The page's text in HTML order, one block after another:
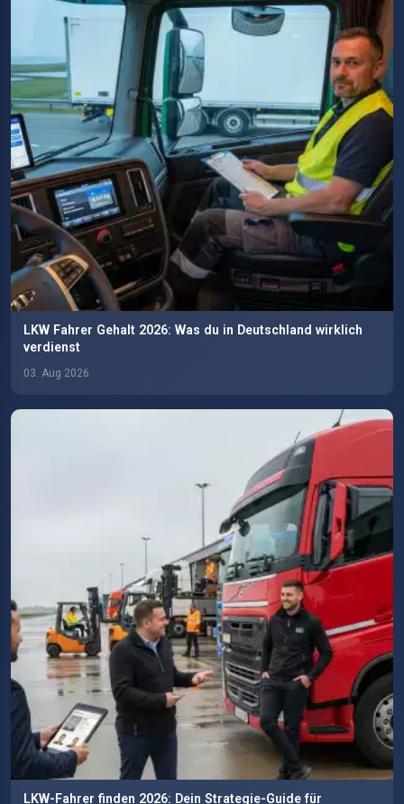
LKW Fahrer Gehalt 2026: Was du in Deutschland wirklich
verdienst
03. Aug 2026
LKW-Fahrer finden 2026: Dein Strategie-Guide für